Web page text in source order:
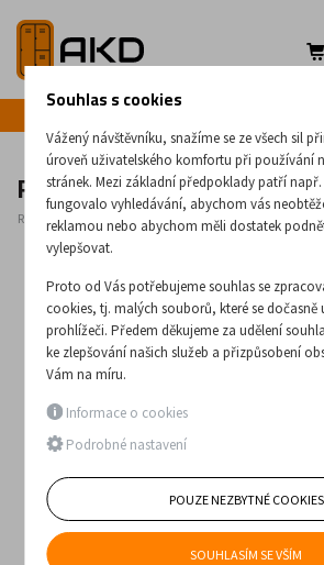
Resuscitační vozík 06
Rozměry: x 550 (mm)
Souhlas s cookies
Vážený návštěvníku, snažíme se ze všech sil
úroveň uživatelského komfortu při používání
stránek. Mezi základní předpoklady patří
fungovalo vyhledávání, abychom vás
reklamou nebo abychom měli dostatek
vylepšovat.
Proto od Vás potřebujeme souhlas se
cookies, tj. malých souborů, které se dočasně
prohlížeči. Předem děkujeme za udělení
ke zlepšování našich služeb a přizpůsobení
Vám na míru.
Informace o cookies
Podrobné nastavení
POUZE NEZBYTNÉ COOKIES
SOUHLASÍM SE VŠÍM